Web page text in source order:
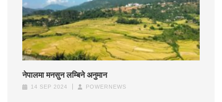
नेपालमा मनसुन लम्बिने अनुमान
14 SEP 2024 POWERNEWS